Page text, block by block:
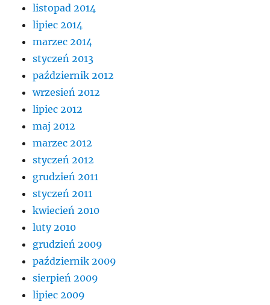
listopad 2014
lipiec 2014
marzec 2014
styczeń 2013
październik 2012
wrzesień 2012
lipiec 2012
maj 2012
marzec 2012
styczeń 2012
grudzień 2011
styczeń 2011
kwiecień 2010
luty 2010
grudzień 2009
październik 2009
sierpień 2009
lipiec 2009